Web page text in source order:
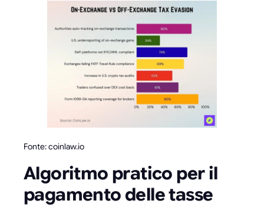
Fonte: coinlaw.io
Algoritmo pratico per il
pagamento delle tasse